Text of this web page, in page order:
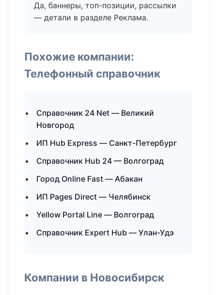
Да, баннеры, топ-позиции, рассылки
— детали в разделе Реклама.
Похожие компании:
Телефонный справочник
Справочник 24 Net — Великий
Новгород
ИП Hub Express — Санкт-Петербург
Справочник Hub 24 — Волгоград
Город Online Fast — Абакан
ИП Pages Direct — Челябинск
Yellow Portal Line — Волгоград
Справочник Expert Hub — Улан-Удэ
Компании в Новосибирск